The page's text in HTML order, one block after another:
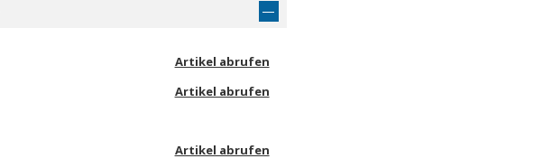
Artikel abrufen
Artikel abrufen
Artikel abrufen